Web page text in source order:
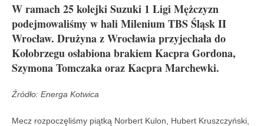
W ramach 25 kolejki Suzuki 1 Ligi Mężczyzn
podejmowaliśmy w hali Milenium TBS Śląsk II
Wrocław. Drużyna z Wrocławia przyjechała do
Kołobrzegu osłabiona brakiem Kacpra Gordona,
Szymona Tomczaka oraz Kacpra Marchewki.
Źródło: Energa Kotwica
Mecz rozpoczęliśmy piątką Norbert Kulon, Hubert Kruszczyński,